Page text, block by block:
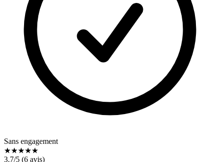
Sans engagement
★★★★★
3.7/5 (6 avis)